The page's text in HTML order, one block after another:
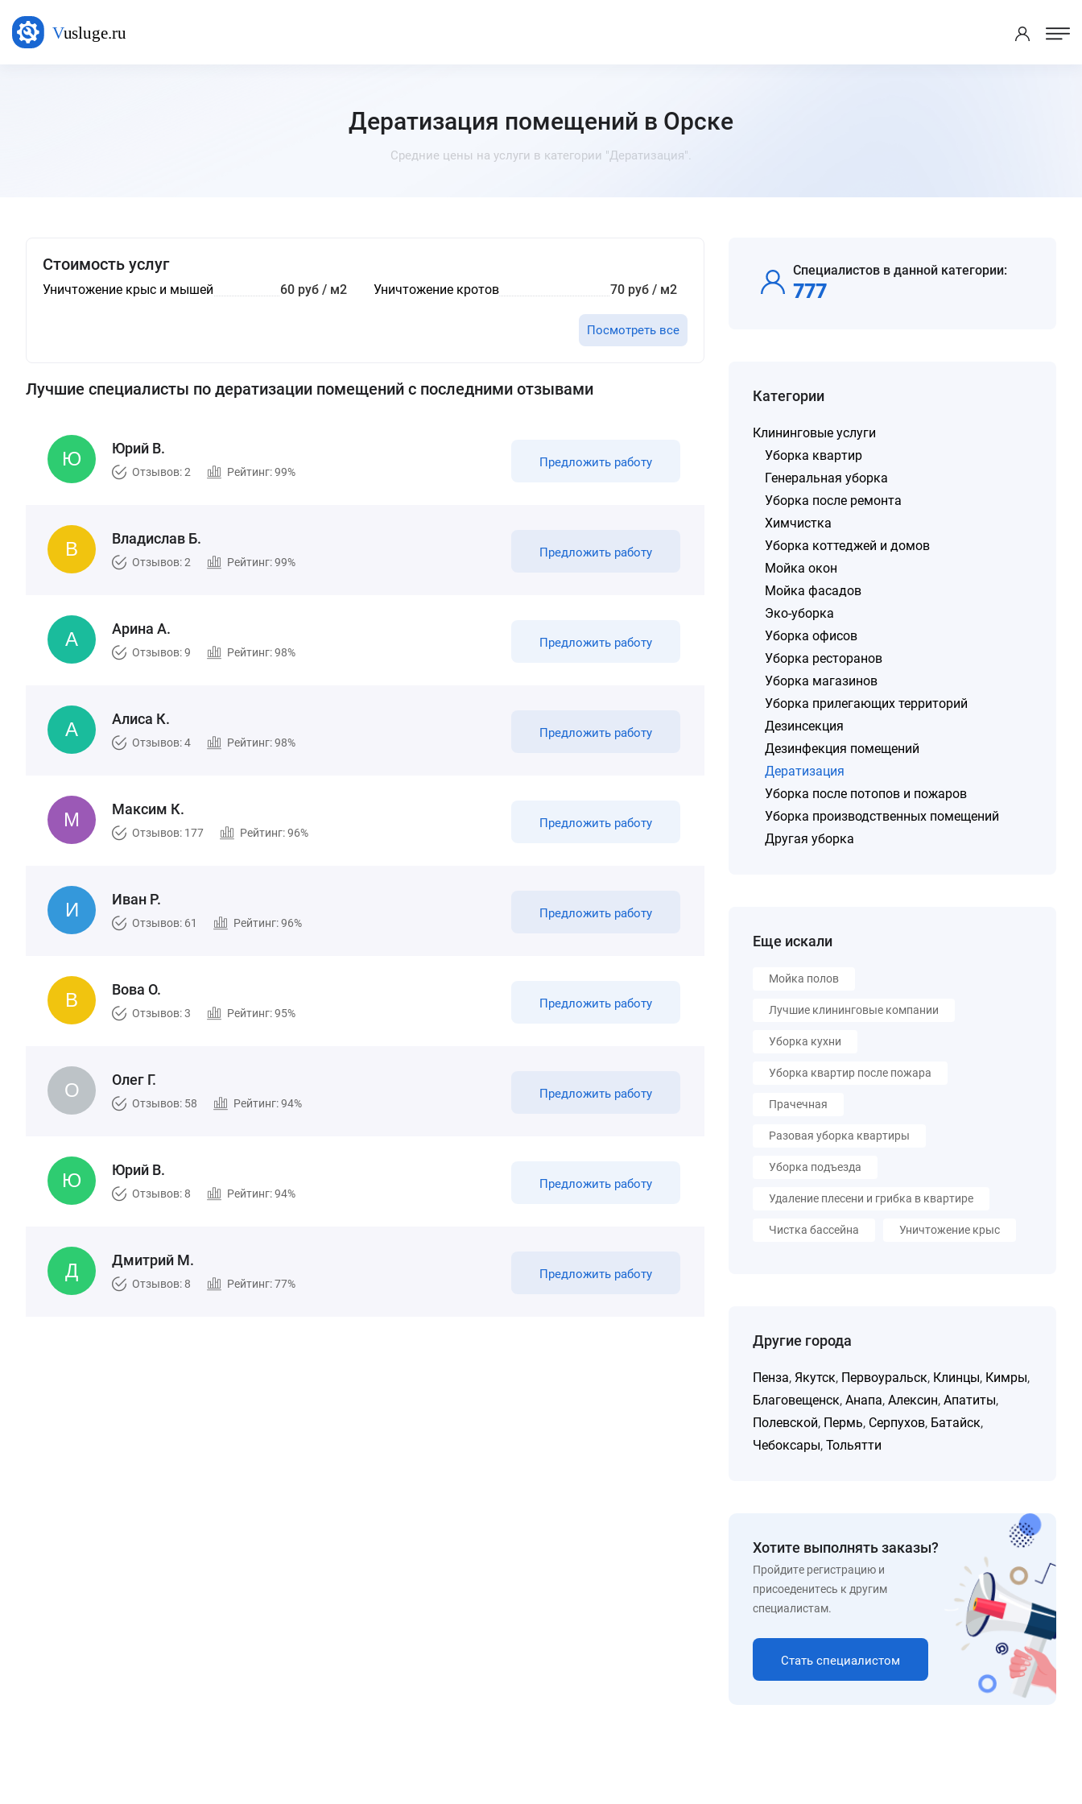
Дератизация помещений в Орске
Средние цены на услуги в категории "Дератизация".
Стоимость услуг
Уничтожение крыс и мышей 60 руб / м2 Уничтожение кротов 70 руб / м2
Посмотреть все
Лучшие специалисты по дератизации помещений с последними отзывами
Юрий В.
Отзывов: 2 Рейтинг: 99%
Предложить работу
Владислав Б.
Отзывов: 2 Рейтинг: 99%
Предложить работу
Арина А.
Отзывов: 9 Рейтинг: 98%
Предложить работу
Алиса К.
Отзывов: 4 Рейтинг: 98%
Предложить работу
Максим К.
Отзывов: 177 Рейтинг: 96%
Предложить работу
Иван Р.
Отзывов: 61 Рейтинг: 96%
Предложить работу
Вова О.
Отзывов: 3 Рейтинг: 95%
Предложить работу
Олег Г.
Отзывов: 58 Рейтинг: 94%
Предложить работу
Юрий В.
Отзывов: 8 Рейтинг: 94%
Предложить работу
Дмитрий М.
Отзывов: 8 Рейтинг: 77%
Предложить работу
Специалистов в данной категории:
777
Категории
Клининговые услуги
Уборка квартир
Генеральная уборка
Уборка после ремонта
Химчистка
Уборка коттеджей и домов
Мойка окон
Мойка фасадов
Эко-уборка
Уборка офисов
Уборка ресторанов
Уборка магазинов
Уборка прилегающих территорий
Дезинсекция
Дезинфекция помещений
Дератизация
Уборка после потопов и пожаров
Уборка производственных помещений
Другая уборка
Еще искали
Мойка полов
Лучшие клининговые компании
Уборка кухни
Уборка квартир после пожара
Прачечная
Разовая уборка квартиры
Уборка подъезда
Удаление плесени и грибка в квартире
Чистка бассейна Уничтожение крыс
Другие города
Пенза, Якутск, Первоуральск, Клинцы, Кимры,
Благовещенск,Анапа,Алексин,Апатиты,
Полевской, Пермь, Серпухов, Батайск,
Чебоксары,Тольятти
Хотите выполнять заказы?
Пройдите регистрацию и
присоеденитесь к другим
специалистам.
Стать специалистом